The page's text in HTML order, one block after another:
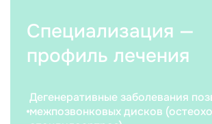
Специализация —
профиль лечения
Дегенеративные заболевания
межпозвонковых дисков